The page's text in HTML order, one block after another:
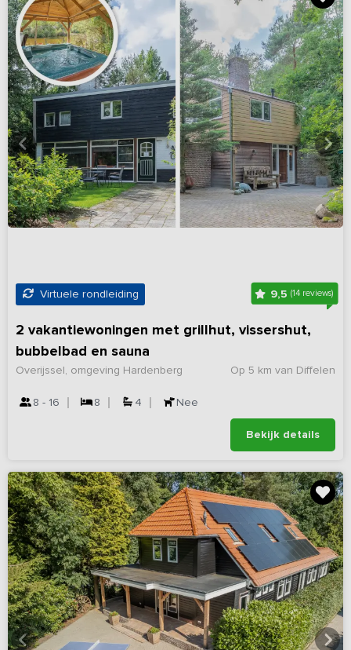
Virtuele rondleiding 9,5(14 reviews)
2 vakantiewoningen met grillhut, vissershut,
bubbelbad en sauna
Op 5 km van Diffelen
Overijssel, omgeving Hardenberg
8 - 16 8 4 Nee
Bekijk details